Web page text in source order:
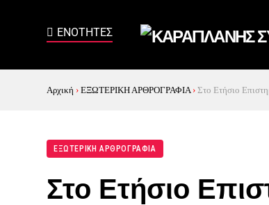
Αρχική › ΕΞΩΤΕΡΙΚΗ ΑΡΘΡΟΓΡΑΦΙΑ › Στο Ετήσιο
ΕΞΩΤΕΡΙΚΗ ΑΡΘΡΟΓΡΑΦΙΑ
Στο Ετήσιο